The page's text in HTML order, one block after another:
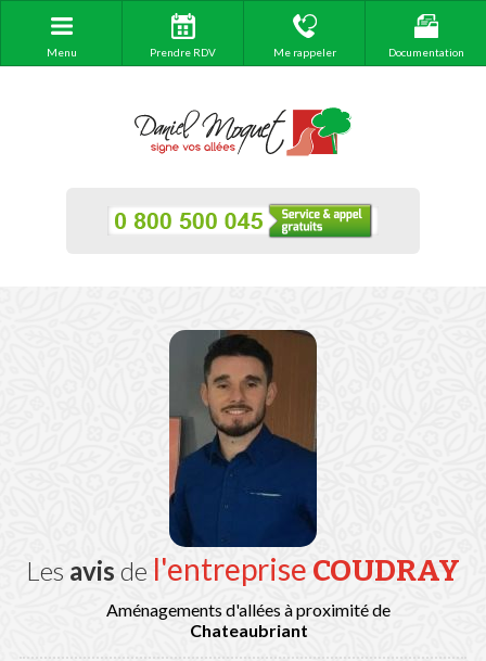
Menu Prendre RDV Me rappeler Documentation
Les avis de l'entreprise COUDRAY
Aménagements d'allées à proximité de
Chateaubriant